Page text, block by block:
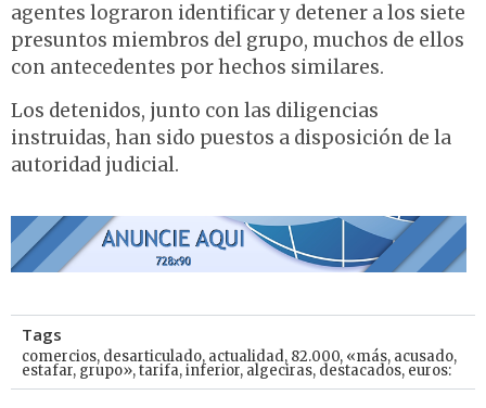
agentes lograron identificar y detener a los siete
presuntos miembros del grupo, muchos de ellos
con antecedentes por hechos similares.
Los detenidos, junto con las diligencias
instruidas, han sido puestos a disposición de la
autoridad judicial.
Tags
comercios, desarticulado, actualidad, 82.000, «más, acusado,
estafar, grupo»,tarifa,inferior, algeciras, destacados, euros: